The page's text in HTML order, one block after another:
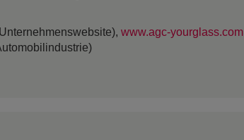
www.agc-yourglass.com